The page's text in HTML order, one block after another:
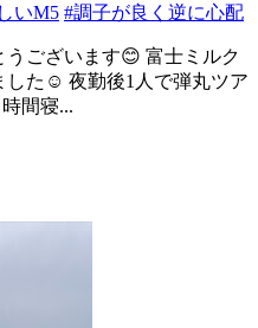
いM5 #調子が良く逆に心配
ございます😊 富士ミルク
した☺️ 夜勤後1人で弾丸ツア
間寝...